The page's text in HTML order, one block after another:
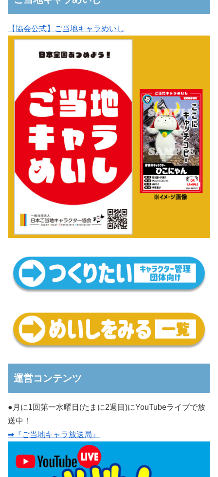
【協会公式】ご当地キャラめいし
運営コンテンツ
●月に1回第一水曜日(たまに2週目)にYouTubeライブで放
送中！
➡『ご当地キャラ放送局』